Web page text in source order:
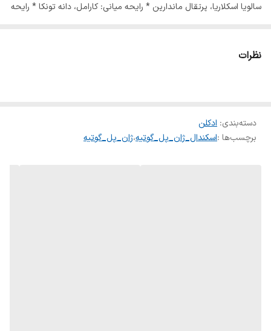
سالویا اسکلاریا، پرتقال ماندارین * رایحه میانی: کارامل، دانه تونکا * رایحه
نظرات
دسته‌بندی: ادکلن
برچسب‌ها :اسکندال_ژان_پل_گوتیه،ژان_پل_گوتیه